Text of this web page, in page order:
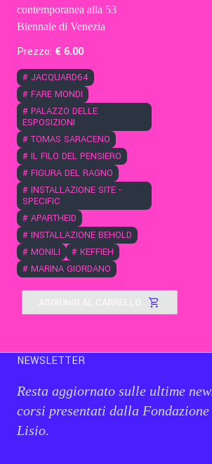
contemporanea alla 53
Biennale di Venezia
Prezzo: € 6.00
# JACQUARD64
# FARE MONDI
# PALAZZO DELLE
ESPOSIZIONI
# TOMAS SARACENO
# IL FILO DEL PENSIERO
# FIGURA DEL RAGNO
# INSTALLAZIONE SITE -
SPECIFIC
# APARTHEID
# INSTALLAZIONE BEHOLD
# MONILI # KEFFIEH
# MARINA GIORDANO
AGGIUNGI AL CARRELLO
NEWSLETTER
Resta aggiornato sulle ultime
corsi presentati dalla
Lisio.